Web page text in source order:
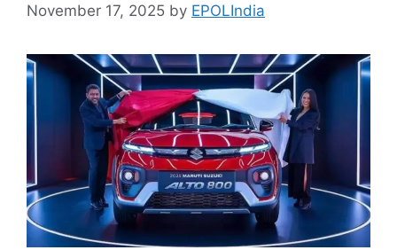
November 17, 2025 by EPOLIndia